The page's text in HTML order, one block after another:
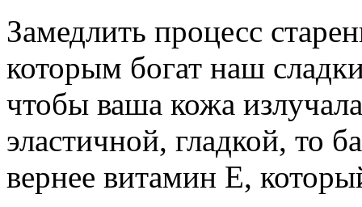
Замедлить процесс
которым богат наш
чтобы ваша кожа
эластичной, гладкой, то
вернее витамин Е,